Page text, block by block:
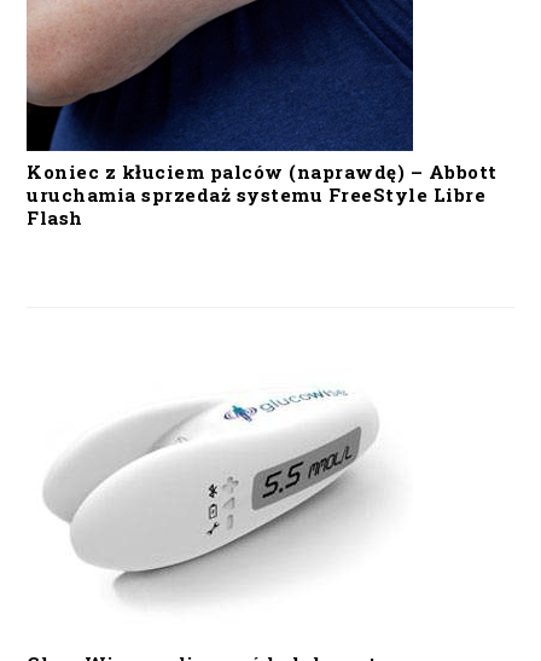
Koniec z kłuciem palców (naprawdę) – Abbott
uruchamia sprzedaż systemu FreeStyle Libre
Flash